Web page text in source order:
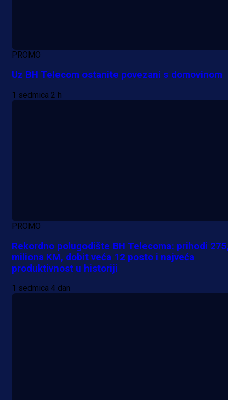
PROMO
Uz BH Telecom ostanite povezani s domovinom
1 sedmica 2 h
PROMO
Rekordno polugodište BH Telecoma: prihodi
miliona KM, dobit veća 12 posto i najveća
produktivnost u historiji
1 sedmica 4 dan